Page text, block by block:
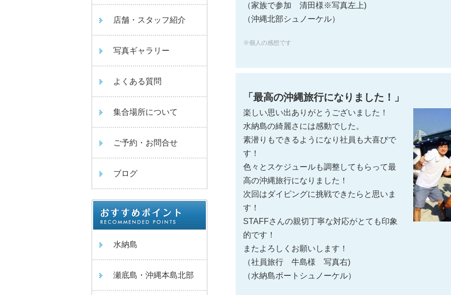
店舗・スタッフ紹介
写真ギャラリー
よくある質問
集合場所について
ご予約・お問合せ
ブログ
水納島
瀬底島・沖縄本島北部
（家族で参加 清田様※写真左上)
（沖縄北部シュノーケル）
※個人の感想です
「最高の沖縄旅行になりました！」
楽しい思い出ありがとうございました！
水納島の綺麗さには感動でした。
素潜りもできるようになり社員も大喜びで
す！
色々とスケジュールも調整してもらって最
高の沖縄旅行になりました！
次回はダイビングに挑戦できたらと思いま
す！
STAFFさんの親切丁寧な対応がとても印象
的です！
またよろしくお願いします！
（社員旅行 牛島様 写真右)
（水納島ボートシュノーケル）